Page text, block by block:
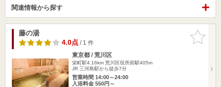
関連情報から探す
お気に入
りに追加
藤の湯
4.0点/ 1 件
東京都 / 荒川区
栄町駅4.16km 荒川区役所前駅405m
JR 三河島駅から徒歩7分
営業時間 14:00～24:00
入浴料金 550円～